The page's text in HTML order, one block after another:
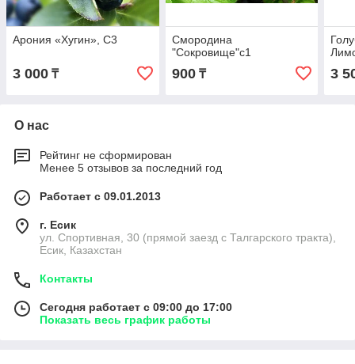
Арония «Хугин», С3
3 000 ₸
Смородина
"Сокровище"с1
900₸ 3
О нас
Рейтинг не сформирован
Менее 5 отзывов за последний год
Работает с 09.01.2013
г. Есик
ул. Спортивная, 30 (прямой заезд с Талгарского тракта),
Есик, Казахстан
Контакты
Сегодня работает с 09:00 до 17:00
Показать весь график работы